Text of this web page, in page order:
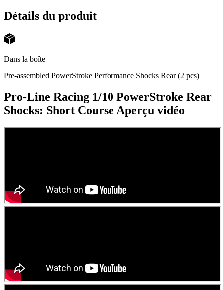
Détails du produit
Dans la boîte
Pre-assembled PowerStroke Performance Shocks Rear (2 pcs)
Pro-Line Racing 1/10 PowerStroke Rear
Shocks: Short Course Aperçu vidéo